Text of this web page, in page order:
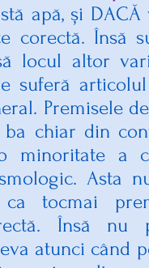
apă, și
corectă. Însă
locul altor
suferă
Premisele
ba chiar din
minoritate a
Asta
ca tocmai
Însă
atunci când